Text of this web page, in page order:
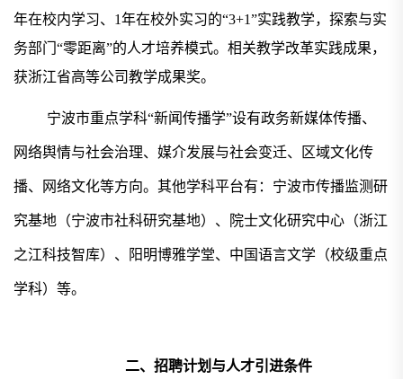
年在校内学习、1年在校外实习的“3+1”实践教学，探索与实
务部门“零距离”的人才培养模式。相关教学改革实践成果，
获浙江省高等公司教学成果奖。
宁波市重点学科“新闻传播学”设有政务新媒体传播、
网络舆情与社会治理、媒介发展与社会变迁、区域文化传
播、网络文化等方向。其他学科平台有：宁波市传播监测研
究基地（宁波市社科研究基地）、院士文化研究中心（浙江
之江科技智库）、阳明博雅学堂、中国语言文学（校级重点
学科）等。
二、招聘计划与人才引进条件